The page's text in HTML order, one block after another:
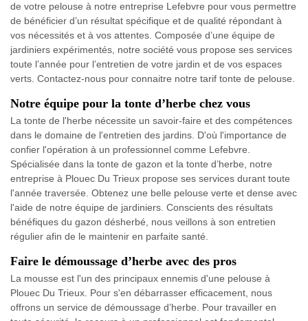
de votre pelouse à notre entreprise Lefebvre pour vous permettre
de bénéficier d’un résultat spécifique et de qualité répondant à
vos nécessités et à vos attentes. Composée d’une équipe de
jardiniers expérimentés, notre société vous propose ses services
toute l’année pour l’entretien de votre jardin et de vos espaces
verts. Contactez-nous pour connaitre notre tarif tonte de pelouse.
Notre équipe pour la tonte d’herbe chez vous
La tonte de l'herbe nécessite un savoir-faire et des compétences
dans le domaine de l'entretien des jardins. D'où l'importance de
confier l'opération à un professionnel comme Lefebvre.
Spécialisée dans la tonte de gazon et la tonte d’herbe, notre
entreprise à Plouec Du Trieux propose ses services durant toute
l'année traversée. Obtenez une belle pelouse verte et dense avec
l'aide de notre équipe de jardiniers. Conscients des résultats
bénéfiques du gazon désherbé, nous veillons à son entretien
régulier afin de le maintenir en parfaite santé.
Faire le démoussage d’herbe avec des pros
La mousse est l'un des principaux ennemis d'une pelouse à
Plouec Du Trieux. Pour s'en débarrasser efficacement, nous
offrons un service de démoussage d’herbe. Pour travailler en